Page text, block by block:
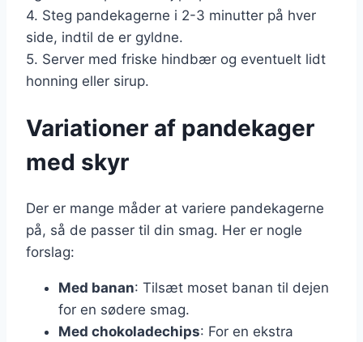
4. Steg pandekagerne i 2-3 minutter på hver
side, indtil de er gyldne.
5. Server med friske hindbær og eventuelt lidt
honning eller sirup.
Variationer af pandekager
med skyr
Der er mange måder at variere pandekagerne
på, så de passer til din smag. Her er nogle
forslag:
Med banan: Tilsæt moset banan til dejen
for en sødere smag.
Med chokoladechips: For en ekstra